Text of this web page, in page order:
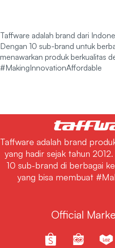
Taffware adalah brand dari
Dengan 10 sub-brand untuk
menawarkan produk berkualitas
#MakingInnovationAffordable
Taffware adalah brand
yang hadir sejak tahun
10 sub-brand di berbagai
yang bisa membuat
Official